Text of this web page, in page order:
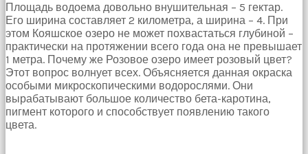
çekerken
yakaladım
porno
Bir
süre
sessizce
onu
izliyordum
fakat
benim
Площадь водоема довольно внушительная – 5 гектар.
Его ширина составляет 2 километра, а ширина – 4. При
этом Кояшское озеро не может похвастаться глубиной –
практически на протяжении всего года она не превышает
1 метра. Почему же Розовое озеро имеет розовый цвет?
Этот вопрос волнует всех. Объясняется данная окраска
особыми микроскопическими водорослями. Они
вырабатывают большое количество бета-каротина,
пигмент которого и способствует появлению такого
цвета.